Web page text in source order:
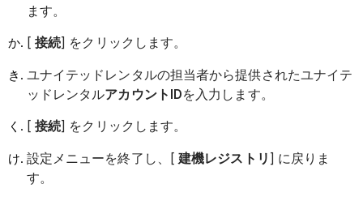
ます。
[ 接続] をクリックします。
ユナイテッドレンタルの担当者から提供されたユナイテ
ッドレンタルアカウントIDを入力します。
[ 接続] をクリックします。
設定メニューを終了し、[建機レジストリ ] に戻りま
す。